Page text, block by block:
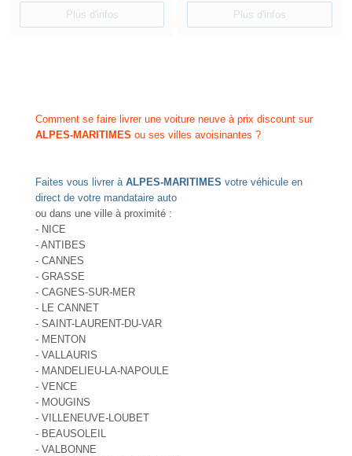
Plus d'infos Plus d'infos
Comment se faire livrer une voiture neuve à prix discount sur
ALPES-MARITIMES ou ses villes avoisinantes ?
Faites vous livrer à ALPES-MARITIMES votre véhicule en
direct de votre mandataire auto
ou dans une ville à proximité :
- NICE
- ANTIBES
- CANNES
- GRASSE
- CAGNES-SUR-MER
- LE CANNET
- SAINT-LAURENT-DU-VAR
- MENTON
- VALLAURIS
- MANDELIEU-LA-NAPOULE
- VENCE
- MOUGINS
- VILLENEUVE-LOUBET
- BEAUSOLEIL
- VALBONNE